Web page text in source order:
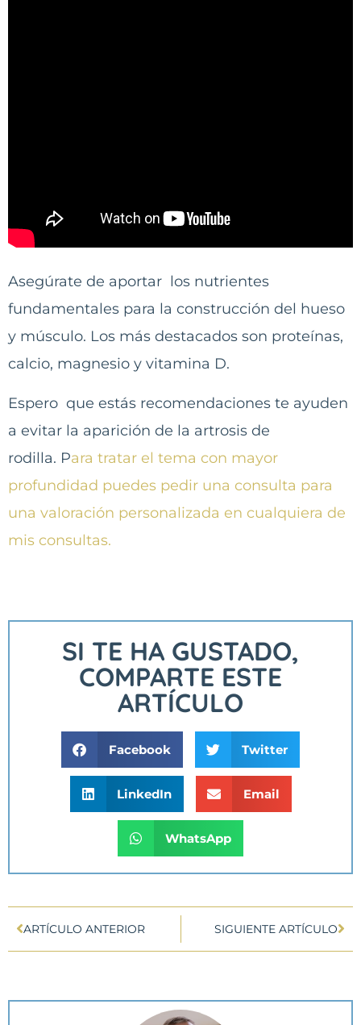
Asegúrate de aportar los nutrientes
fundamentales para la construcción del hueso
y músculo. Los más destacados son proteínas,
calcio, magnesio y vitamina D.
Espero que estás recomendaciones te ayuden
a evitar la aparición de la artrosis de
rodilla. Para tratar el tema con mayor
profundidad puedes pedir una consulta para
una valoración personalizada en cualquiera de
mis consultas.
SI TE HA GUSTADO,
COMPARTE ESTE
ARTÍCULO
Facebook Twitter
LinkedIn Email
WhatsApp
ARTÍCULO ANTERIOR SIGUIENTE ARTÍCULO